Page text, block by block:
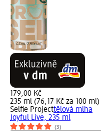
179,00 Kč
235 ml (76,17 Kč za 100 ml)
Selfie Projecttělová mlha
Joyful Live, 235 ml
(3)